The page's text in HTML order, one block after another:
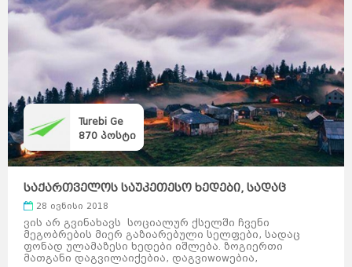
Turebi Ge
870 პოსტი
საქართველოს საუკეთესო ხედები, სადაც
მისვლა ადვილ ...
28 ივნისი 2018
ვის არ გვინახავს სოციალურ ქსელში ჩვენი
მეგობრების მიერ გაზიარებული სელფები, სადაც
ფონად ულამაზესი ხედები იშლება. ზოგიერთი
მათგანი დაგვილაიქებია, დაგვიwowებია,